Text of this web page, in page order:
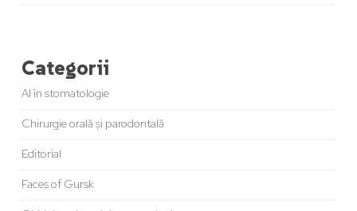
Categorii
AI în stomatologie
Chirurgie orală și parodontală
Editorial
Faces of Gursk